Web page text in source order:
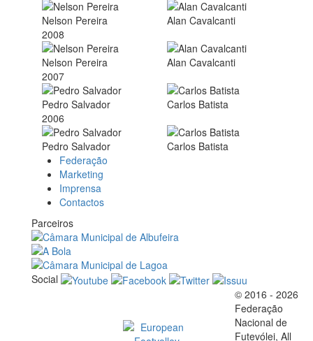
Nelson Pereira
Alan Cavalcanti
2008
Nelson Pereira
Alan Cavalcanti
2007
Pedro Salvador
Carlos Batista
2006
Pedro Salvador
Carlos Batista
Federação
Marketing
Imprensa
Contactos
Parceiros
Social
© 2016 - 2026
Federação
Nacional de
Futevólei, All